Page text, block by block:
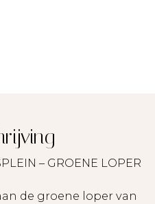
– GROENE LOPER
de groene loper van